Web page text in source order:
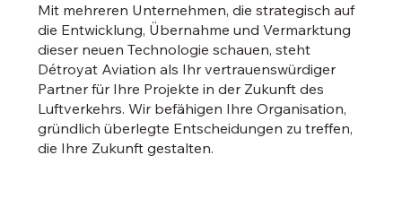
Mit mehreren Unternehmen, die strategisch auf
die Entwicklung, Übernahme und Vermarktung
dieser neuen Technologie schauen, steht
Détroyat Aviation als Ihr vertrauenswürdiger
Partner für Ihre Projekte in der Zukunft des
Luftverkehrs. Wir befähigen Ihre Organisation,
gründlich überlegte Entscheidungen zu treffen,
die Ihre Zukunft gestalten.